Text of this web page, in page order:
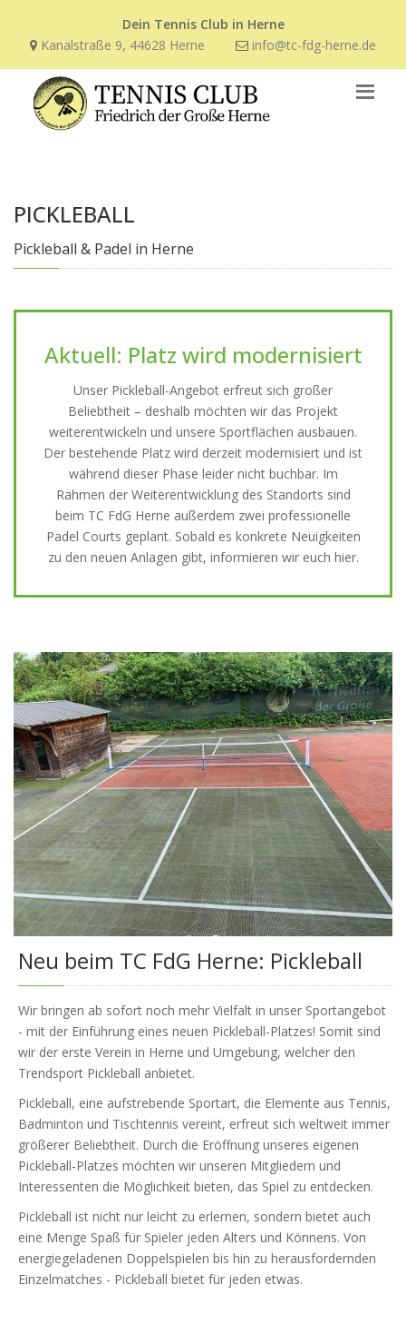
Dein Tennis Club in Herne
Kanalstraße 9, 44628 Herne
info@tc-fdg-herne.de
PICKLEBALL
Pickleball & Padel in Herne
Aktuell: Platz wird modernisiert
Unser Pickleball-Angebot erfreut sich großer
Beliebtheit – deshalb möchten wir das Projekt
weiterentwickeln und unsere Sportflächen ausbauen.
Der bestehende Platz wird derzeit modernisiert und ist
während dieser Phase leider nicht buchbar. Im
Rahmen der Weiterentwicklung des Standorts sind
beim TC FdG Herne außerdem zwei professionelle
Padel Courts geplant. Sobald es konkrete Neuigkeiten
zu den neuen Anlagen gibt, informieren wir euch hier.
Neu beim TC FdG Herne: Pickleball
Wir bringen ab sofort noch mehr Vielfalt in unser Sportangebot
- mit der Einführung eines neuen Pickleball-Platzes! Somit sind
wir der erste Verein in Herne und Umgebung, welcher den
Trendsport Pickleball anbietet.
Pickleball, eine aufstrebende Sportart, die Elemente aus Tennis,
Badminton und Tischtennis vereint, erfreut sich weltweit immer
größerer Beliebtheit. Durch die Eröffnung unseres eigenen
Pickleball-Platzes möchten wir unseren Mitgliedern und
Interessenten die Möglichkeit bieten, das Spiel zu entdecken.
Pickleball ist nicht nur leicht zu erlernen, sondern bietet auch
eine Menge Spaß für Spieler jeden Alters und Könnens. Von
energiegeladenen Doppelspielen bis hin zu herausfordernden
Einzelmatches - Pickleball bietet für jeden etwas.